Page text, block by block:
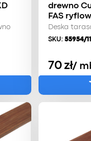
drewno
FAS
Deska
SKU: 55954/
70 zł/